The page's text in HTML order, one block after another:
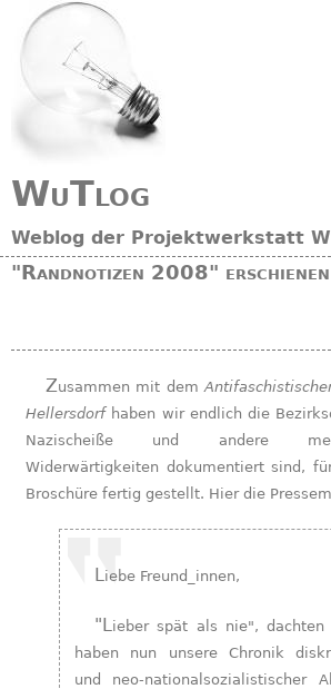
WuTlog
Weblog der Projektwerkstatt
"Randnotizen 2008" erschienen
Zusammen mit dem
Hellersdorfhaben wir endlich die
Nazischeiße und andere
Widerwärtigkeiten dokumentiert sind,
Broschüre fertig gestellt. Hier die
Liebe Freund_innen,
"Lieber spät als nie", dachten wir uns und
haben nun unsere Chronik
und neo-nationalsozialistischer